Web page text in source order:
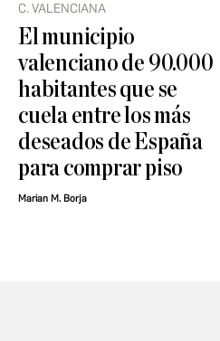
C. VALENCIANA
El municipio
valenciano de 90.000
habitantes que se
cuela entre los más
deseados de España
para comprar piso
Marian M. Borja